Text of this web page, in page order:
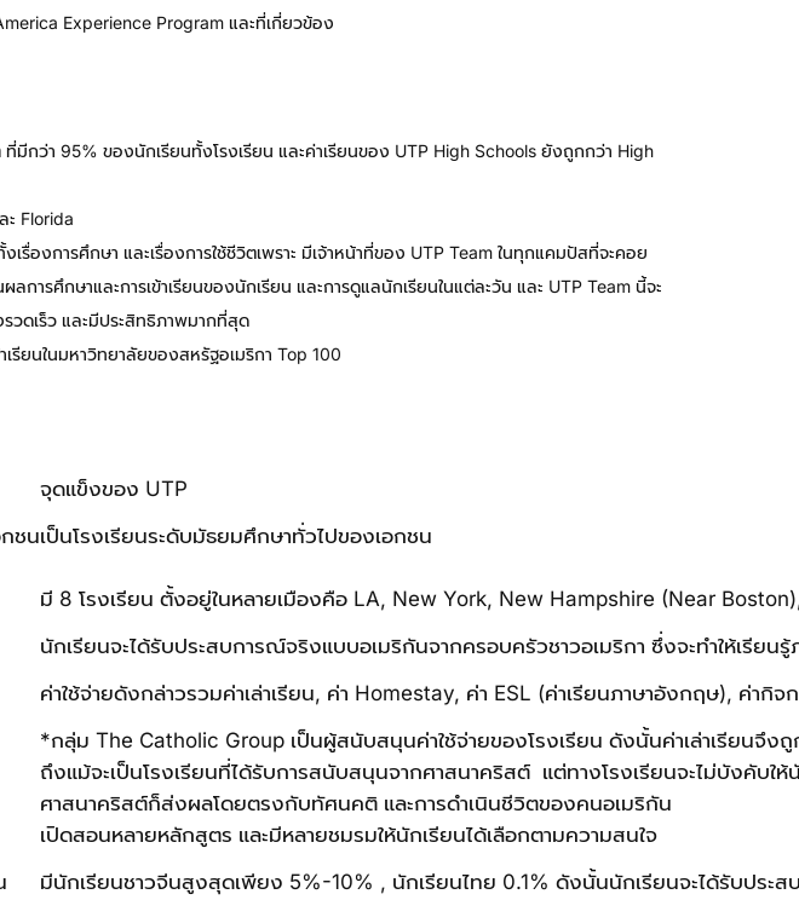
Experience Program และที่เกี่ยวข้อง
มีกว่า 95% ของนักเรียนทั้งโรงเรียน และค่าเรียนของ UTP High Schools ยังถูกกว่า High
ะ Florida
รื่องการศึกษา และเรื่องการใช้ชีวิตเพราะ มีเจ้าหน้าที่ของ UTP Team ในทุกแคมปัสที่จะคอย
ารศึกษาและการเข้าเรียนของนักเรียน และการดูแลนักเรียนในแต่ละวัน และ UTP Team นี้จะ
วดเร็ว และมีประสิทธิภาพมากที่สุด
รียนในมหาวิทยาลัยของสหรัฐอเมริกา Top 100
จุดแข็งของ UTP
ชนเป็นโรงเรียนระดับมัธยมศึกษาทั่วไปของเอกชน
มี 8 โรงเรียน ตั้งอยู่ในหลายเมืองคือ LA, New York, New Hampshire (near
นักเรียนจะได้รับประสบการณ์จริงแบบอเมริกันจากครอบครัวชาวอเมริกา ซึ่งจะทำให้เรียน
ค่าใช้จ่ายดังกล่าวรวมค่าเล่าเรียน, ค่า Homestay, ค่า ESL (ค่าเรียนภาษาอังกฤษ), ค่า
*กลุ่ม The Catholic Group เป็นผู้สนับสนุนค่าใช้จ่ายของโรงเรียน ดังนั้นค่าเล่าเรียนจึ
ถึงแม้จะเป็นโรงเรียนที่ได้รับการสนับสนุนจากศาสนาคริสต์ แต่ทางโรงเรียนจะไม่บังคับใ
ศาสนาคริสต์ก็ส่งผลโดยตรงกับทัศนคติ และการดำเนินชีวิตของคนอเมริกัน
เปิดสอนหลายหลักสูตร และมีหลายชมรมให้นักเรียนได้เลือกตามความสนใจ
มีนักเรียนชาวจีนสูงสุดเพียง 5%-10% , นักเรียนไทย 0.1% ดังนั้นนักเรียนจะได้รับประส